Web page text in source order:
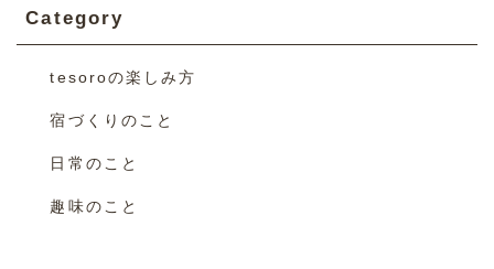
Category
tesoroの楽しみ方
宿づくりのこと
日常のこと
趣味のこと